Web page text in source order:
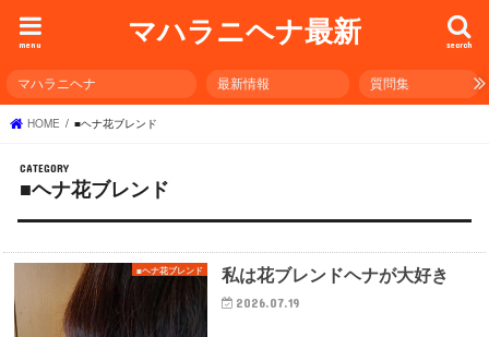
マハラニヘナ最新 search
menu
マハラニヘナ 最新情報 質問集
HOME ■ヘナ花ブレンド
■ヘナ花ブレンド
■ヘナ花ブレンド 私は花ブレンドヘナが大好き
2026.07.19